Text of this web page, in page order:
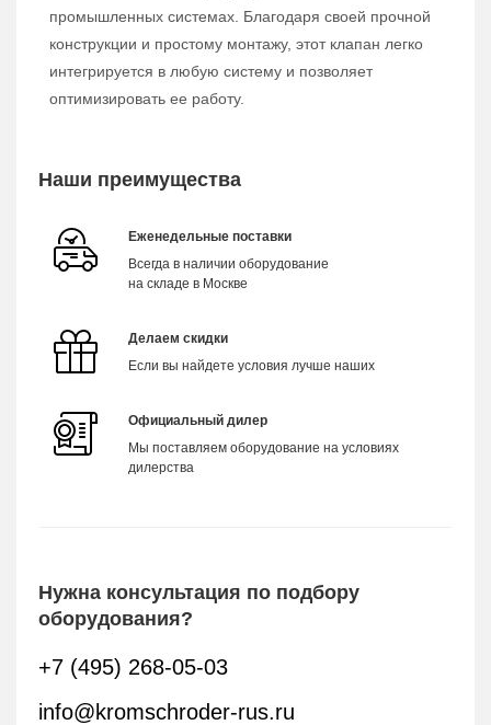
промышленных системах. Благодаря своей прочной
конструкции и простому монтажу, этот клапан легко
интегрируется в любую систему и позволяет
оптимизировать ее работу.
Наши преимущества
Еженедельные поставки
Всегда в наличии оборудование
на складе в Москве
Делаем скидки
Если вы найдете условия лучше наших
Официальный дилер
Мы поставляем оборудование на условиях
дилерства
Нужна консультация по подбору
оборудования?
+7 (495) 268-05-03
info@kromschroder-rus.ru